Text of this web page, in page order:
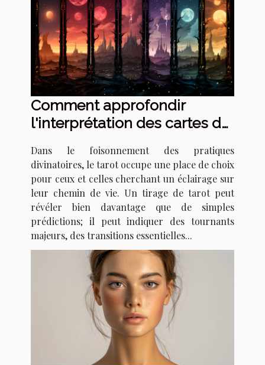
Comment approfondir
l'interprétation des cartes de
signes de changements de
vie majeurs
Dans le foisonnement des pratiques
divinatoires, le tarot occupe une place de choix
pour ceux et celles cherchant un éclairage sur
leur chemin de vie. Un tirage de tarot peut
révéler bien davantage que de simples
prédictions; il peut indiquer des tournants
majeurs, des transitions essentielles...